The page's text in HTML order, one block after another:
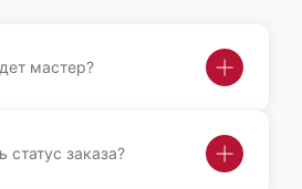
мастер?
статус заказа?